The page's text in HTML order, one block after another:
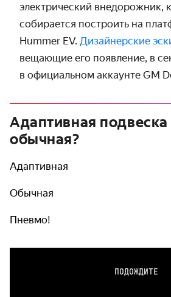
электриче­ский внедорожник,
собирается построить на
Hummer EV. Дизайнерские
вещающие его появление, в
в офици­альном аккаунте GM
Адаптивная подвеска
обычная?
Адаптивная
Обычная
Пневмо!
ПОДОЖДИТЕ